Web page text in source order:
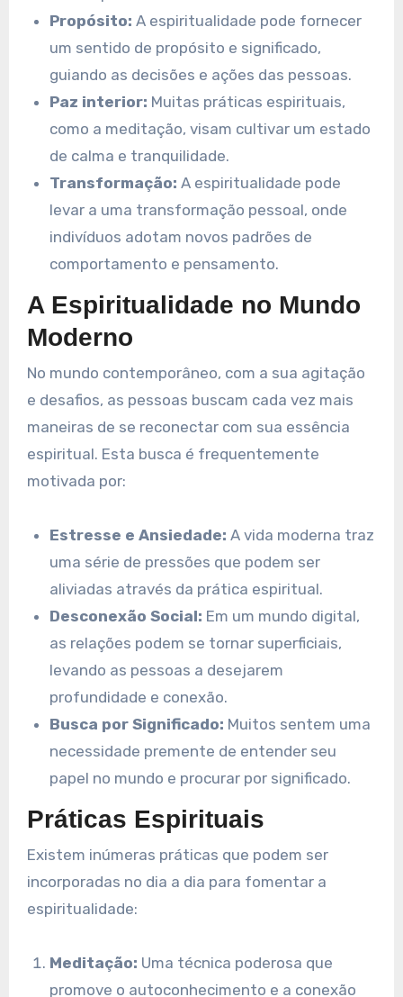
Propósito: A espiritualidade pode fornecer
um sentido de propósito e significado,
guiando as decisões e ações das pessoas.
Paz interior: Muitas práticas espirituais,
como a meditação, visam cultivar um estado
de calma e tranquilidade.
Transformação: A espiritualidade pode
levar a uma transformação pessoal, onde
indivíduos adotam novos padrões de
comportamento e pensamento.
A Espiritualidade no Mundo
Moderno
No mundo contemporâneo, com a sua agitação
e desafios, as pessoas buscam cada vez mais
maneiras de se reconectar com sua essência
espiritual. Esta busca é frequentemente
motivada por:
Estresse e Ansiedade: A vida moderna traz
uma série de pressões que podem ser
aliviadas através da prática espiritual.
Desconexão Social: Em um mundo digital,
as relações podem se tornar superficiais,
levando as pessoas a desejarem
profundidade e conexão.
Busca por Significado: Muitos sentem uma
necessidade premente de entender seu
papel no mundo e procurar por significado.
Práticas Espirituais
Existem inúmeras práticas que podem ser
incorporadas no dia a dia para fomentar a
espiritualidade:
Meditação: Uma técnica poderosa que
promove o autoconhecimento e a conexão